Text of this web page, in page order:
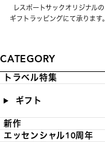
レスポートサックオリジナルの
ギフトラッピングにて承ります。
CATEGORY
トラベル特集
ギフト
新作
エッセンシャル10周年